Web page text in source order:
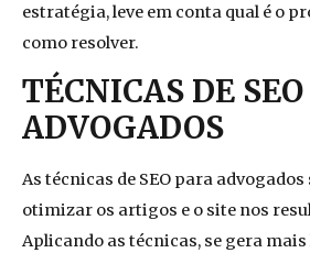
estratégia, leve em conta qual é o
como resolver.
TÉCNICAS DE
ADVOGADOS
As técnicas de SEO para
otimizar os artigos e o site nos
Aplicando as técnicas, se gera